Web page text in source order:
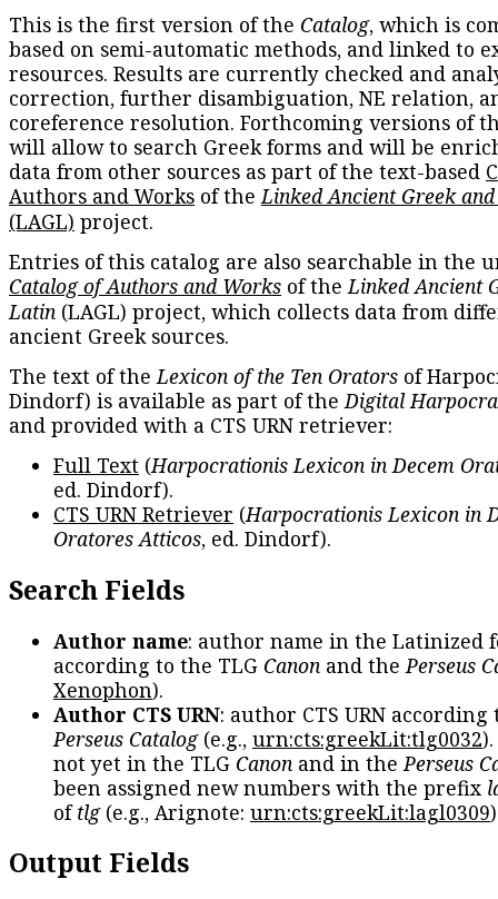
This is the first version of the Catalog, which is
based on semi-automatic methods, and linked to
resources. Results are currently checked and
correction, further disambiguation, NE relation,
coreference resolution. Forthcoming versions of
will allow to search Greek forms and will be
data from other sources as part of the text-based
Authors and Works of theLinked Ancient Greek
(LAGL) project.
Entries of this catalog are also searchable in the
Catalog of Authors and Works of theLinked Ancient
Latin (LAGL) project, which collects data from
ancient Greek sources.
The text of theLexicon of the Ten Orators of
Dindorf) is available as part of theDigital
and provided with a CTS URN retriever:
Full Text (Harpocrationis Lexicon in Decem
ed. Dindorf).
CTS URN Retriever (Harpocrationis Lexicon in
Oratores Atticos, ed. Dindorf).
Search Fields
Author name: author name in the Latinized
according to the TLG Canon and thePerseus
Xenophon).
Author CTS URN: author CTS URN according
Perseus Catalog(e.g., urn:cts:greekLit:tlg0032
not yet in the TLG Canon and in thePerseus
been assigned new numbers with the prefix
oftlg(e.g., Arignote: urn:cts:greekLit:lagl0309
Output Fields